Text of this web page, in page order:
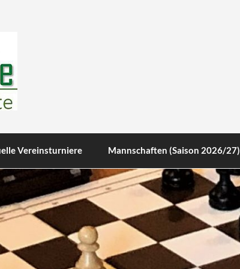
Vereinsturniere Mannschaften (Saison 2026/27)